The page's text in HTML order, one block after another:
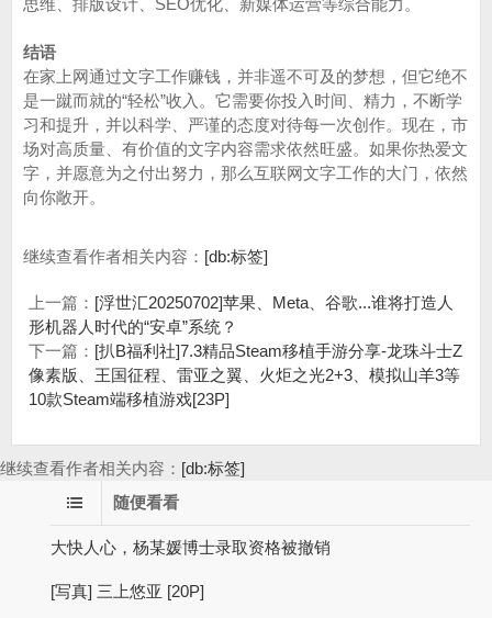
思维、排版设计、SEO优化、新媒体运营等综合能力。
结语
在家上网通过文字工作赚钱，并非遥不可及的梦想，但它绝不
是一蹴而就的“轻松”收入。它需要你投入时间、精力，不断学
习和提升，并以科学、严谨的态度对待每一次创作。现在，市
场对高质量、有价值的文字内容需求依然旺盛。如果你热爱文
字，并愿意为之付出努力，那么互联网文字工作的大门，依然
向你敞开。
继续查看作者相关内容： [db:标签]
上一篇： [浮世汇20250702]苹果、Meta、谷歌...谁将打造人
形机器人时代的“安卓”系统？
下一篇： [扒B福利社]7.3精品Steam移植手游分享-龙珠斗士Z
像素版、王国征程、雷亚之翼、火炬之光2+3、模拟山羊3等
10款Steam端移植游戏[23P]
继续查看作者相关内容： [db:标签]
随便看看
大快人心，杨某媛博士录取资格被撤销
[写真] 三上悠亚 [20P]